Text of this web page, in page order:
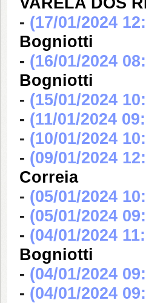
- (17/01/2024
Bogniotti
- (16/01/2024
Bogniotti
- (15/01/2024
- (11/01/2024
- (10/01/2024
- (09/01/2024
Correia
- (05/01/2024
- (05/01/2024
- (04/01/2024
Bogniotti
- (04/01/2024
- (04/01/2024